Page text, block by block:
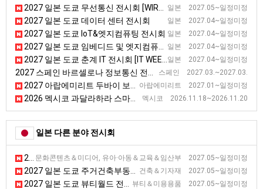
일본 2027.05~일정미정
2027 일본 도쿄 무선통신 전시회 [WIRELESS JAPAN]
일본 2027.04~일정미정
2027 일본 도쿄 데이터 센터 전시회
일본 2027.04~일정미정
2027 일본 도쿄 IoT&엣지컴퓨팅 전시회
일본 2027.04~일정미정
2027 일본 도쿄 임베디드 및 엣지컴퓨팅 전시회 [ESEC]
일본 2027.04~일정미정
2027 일본 도쿄 춘계 IT 전시회 [IT WEEK Spring]
스페인 2027.03.~2027.03.
2027 스페인 바르셀로나 정보통신 전시회
아랍에미리트 2027.01~일정미정
2027 아랍에미리트 두바이 보안장비 전시회
멕시코 2026.11.18~2026.11.20
2026 멕시코 과달라하라 스마트제조·자동화 전시회 [Smart Technology]
일본 다른 분야 전시회
문화콘텐츠＆미디어, 유아·아동＆교육＆임산부 2027.05~일정미정
2027 일본 도쿄 게임 마켓 전시회
건축＆기자재 2027.05~일정미정
2027 일본 도쿄 주거건축부동산 전시회 [BREX]
뷰티＆미용용품 2027.05~일정미정
2027 일본 도쿄 뷰티월드 전시회